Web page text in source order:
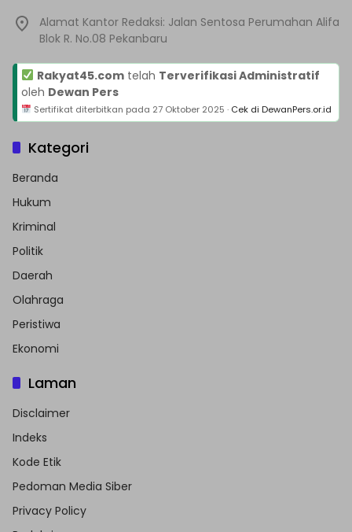
Alamat Kantor Redaksi: Jalan Sentosa Perumahan Alifa
Blok R. No.08 Pekanbaru
Rakyat45.comtelah Terverifikasi Administratif
oleh Dewan Pers
Sertifikat diterbitkan pada 27 Oktober 2025 · Cek di DewanPers.or.id
Kategori
Beranda
Hukum
Kriminal
Politik
Daerah
Olahraga
Peristiwa
Ekonomi
Laman
Disclaimer
Indeks
Kode Etik
Pedoman Media Siber
Privacy Policy